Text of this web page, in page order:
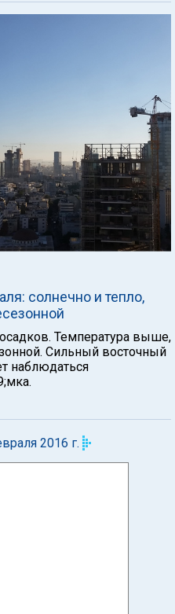
солнечно и тепло,
Температура выше,
Сильный восточный
наблюдаться
2016 г.